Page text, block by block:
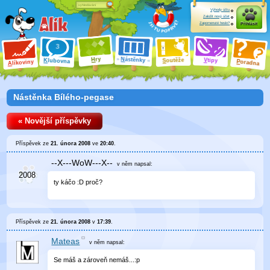
Alíkoviny Klubovna Hry Nástěnky Soutěže Vtipy Poradna
Výhody účtu
Založit nový účet
Zapomenuté heslo?
Přihlásit
Nástěnka Bílého-pegase
« Novější příspěvky
Příspěvek ze21. února 2008 ve20:40.
--X---WoW---X-- v něm napsal:
ty káčo :D proč?
Příspěvek ze21. února 2008 v17:39
Mateas v němnapsal:
Se máš a zároveň nemáš...:p